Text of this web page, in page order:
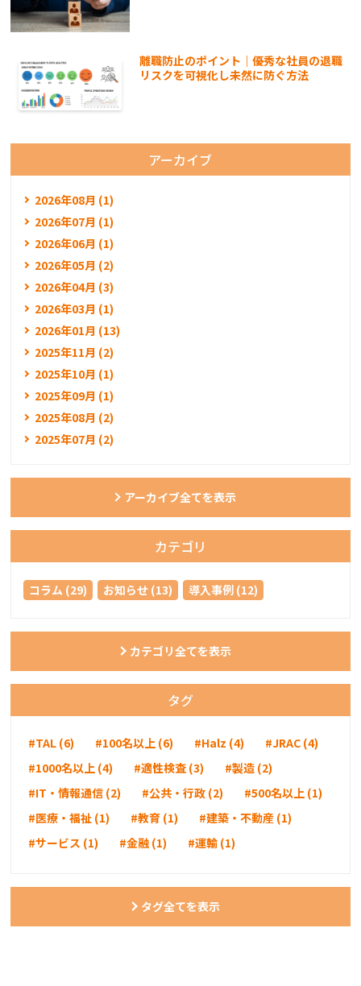
離職防止のポイント｜優秀な社員の退職
リスクを可視化し未然に防ぐ方法
アーカイブ
2026年08月 (1)
2026年07月 (1)
2026年06月 (1)
2026年05月 (2)
2026年04月 (3)
2026年03月 (1)
2026年01月 (13)
2025年11月 (2)
2025年10月 (1)
2025年09月 (1)
2025年08月 (2)
2025年07月 (2)
アーカイブ全てを表示
カテゴリ
コラム (29) お知らせ (13) 導入事例 (12)
カテゴリ全てを表示
タグ
#TAL (6) #100名以上 (6) #Halz (4)
#JRAC (4)
#1000名以上 (4)
#適性検査 (3)
#製造 (2)
#IT・情報通信 (2)
#公共・行政 (2)
#500名以上 (1)
#医療・福祉 (1)
#教育 (1)
#建築・不動産 (1)
#サービス (1)
#金融 (1) #運輸 (1)
タグ全てを表示